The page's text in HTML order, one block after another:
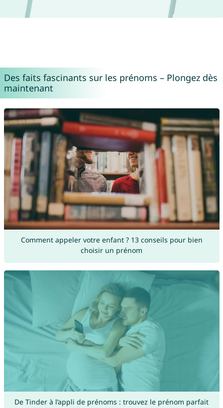
Des faits fascinants sur les prénoms – Plongez dès
maintenant
Comment appeler votre enfant ? 13 conseils pour bien
choisir un prénom
De Tinder à l’appli de prénoms : trouvez le prénom parfait